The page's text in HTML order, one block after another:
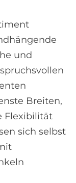
und
Breiten,
Flexibilität
sich selbst